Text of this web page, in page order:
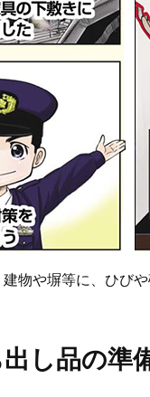
物や塀等に、ひび
し品の準